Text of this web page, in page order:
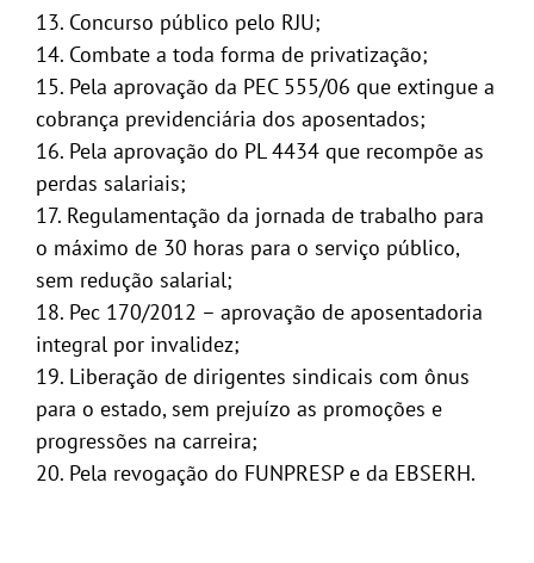
13. Concurso público pelo RJU;
14. Combate a toda forma de privatização;
15. Pela aprovação da PEC 555/06 que extingue a
cobrança previdenciária dos aposentados;
16. Pela aprovação do PL 4434 que recompõe as
perdas salariais;
17. Regulamentação da jornada de trabalho para
o máximo de 30 horas para o serviço público,
sem redução salarial;
18. Pec 170/2012 – aprovação de aposentadoria
integral por invalidez;
19. Liberação de dirigentes sindicais com ônus
para o estado, sem prejuízo as promoções e
progressões na carreira;
20. Pela revogação do FUNPRESP e da EBSERH.